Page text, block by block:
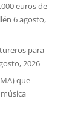
euros de
6 agosto,
para
2026
que